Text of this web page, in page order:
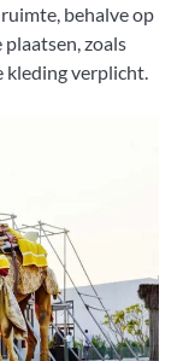
behalve op
zoals
kleding verplicht.